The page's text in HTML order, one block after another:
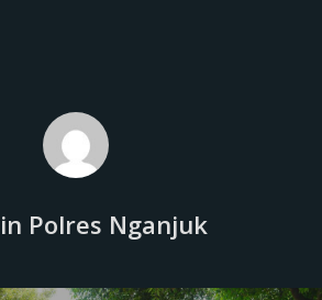
Polres Nganjuk